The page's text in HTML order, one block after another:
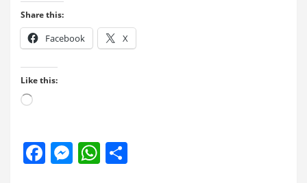
Share this:
Facebook X
Like this:
Loading…
F
M
W